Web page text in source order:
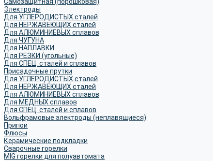
Электроды
Для УГЛЕРОДИСТЫХ сталей
Для НЕРЖАВЕЮЩИХ сталей
Для АЛЮМИНИЕВЫХ сплавов
Для ЧУГУНА
Для НАПЛАВКИ
Для РЕЗКИ (угольные)
Для СПЕЦ. сталей и сплавов
Присадочные прутки
Для УГЛЕРОДИСТЫХ сталей
Для НЕРЖАВЕЮЩИХ сталей
Для АЛЮМИНИЕВЫХ сплавов
Для МЕДНЫХ сплавов
Для СПЕЦ. сталей и сплавов
Вольфрамовые электроды (неплавящиеся)
Припои
Флюсы
Керамические подкладки
Сварочные горелки
MIG горелки для полуавтомата